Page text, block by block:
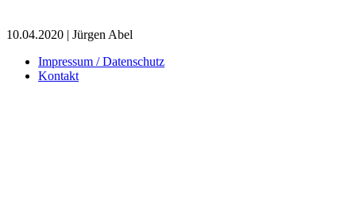
10.04.2020 | Jürgen Abel
Impressum / Datenschutz
Kontakt